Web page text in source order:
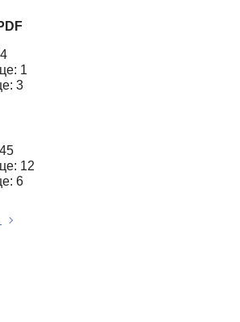
1
3
12
6